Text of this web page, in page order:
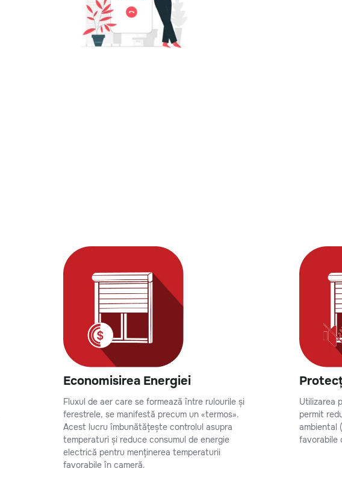
Economisirea Energiei
Fluxul de aer care se formează între rulourile și
ferestrele, se manifestă precum un «termos».
Acest lucru îmbunătățește controlul asupra
temperaturi și reduce consumul de energie
electrică pentru menținerea temperaturii
favorabile în cameră.
Utilizarea
permit
ambiental
favorabile